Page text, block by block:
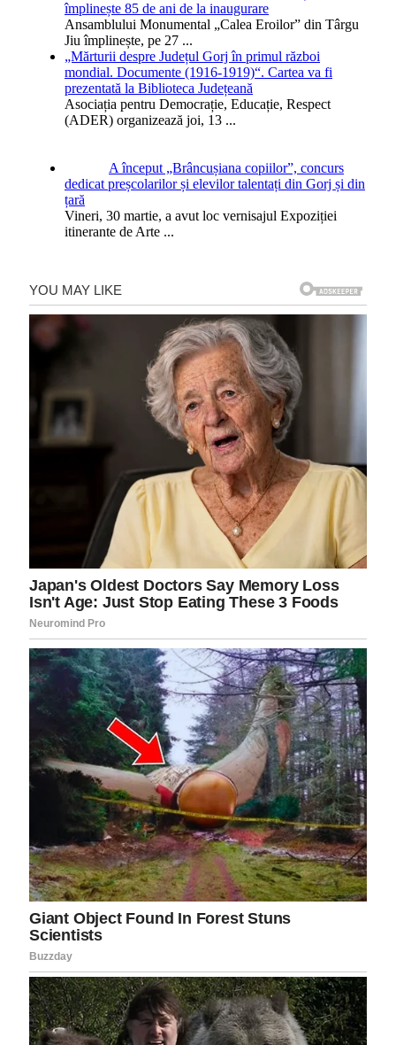
împlinește 85 de ani de la inaugurare
Ansamblului Monumental „Calea Eroilor” din Târgu
Jiu împlinește, pe 27 ...
„Mărturii despre Județul Gorj în primul război
mondial. Documente (1916-1919)“. Cartea va fi
prezentată la Biblioteca Județeană
Asociația pentru Democrație, Educație, Respect
(ADER) organizează joi, 13 ...
A început „Brâncușiana copiilor”, concurs
dedicat preșcolarilor și elevilor talentați din Gorj și din
țară
Vineri, 30 martie, a avut loc vernisajul Expoziției
itinerante de Arte ...